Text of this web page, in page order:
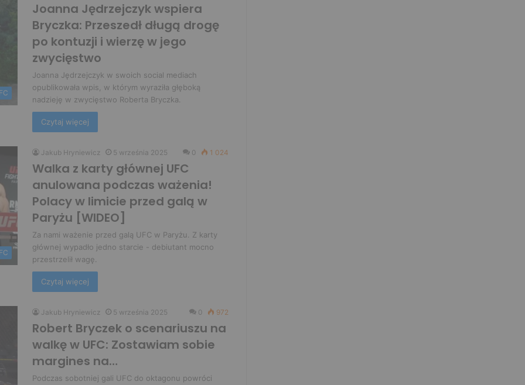
Joanna Jędrzejczyk wspiera
Bryczka: Przeszedł długą drogę
po kontuzji i wierzę w jego
zwycięstwo
Joanna Jędrzejczyk w swoich social mediach
opublikowała wpis, w którym wyraziła głęboką
nadzieję w zwycięstwo Roberta Bryczka.
Czytaj więcej
Jakub Hryniewicz 5 września 2025 0 1 024
Walka z karty głównej UFC
anulowana podczas ważenia!
Polacy w limicie przed galą w
Paryżu [WIDEO]
Za nami ważenie przed galą UFC w Paryżu. Z karty
głównej wypadło jedno starcie - debiutant mocno
przestrzelił wagę.
Czytaj więcej
Jakub Hryniewicz 5 września 2025 0 972
Robert Bryczek o scenariuszu na
walkę w UFC: Zostawiam sobie
margines na…
Podczas sobotniej gali UFC do oktagonu powróci